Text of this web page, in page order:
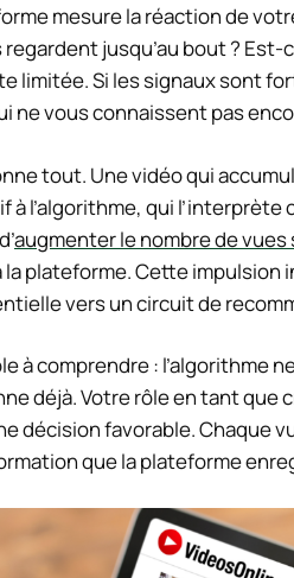
mesure la réaction de
jusqu’au bout ?
limitée. Si les signaux sont
ne vous connaissent pas
tout. Une vidéo qui
à l’algorithme, qui
augmenter le nombre de vues
la plateforme. Cette
vers un circuit de
à comprendre : l’algorithme
déjà. Votre rôle en tant que
décision favorable. Chaque
que la plateforme